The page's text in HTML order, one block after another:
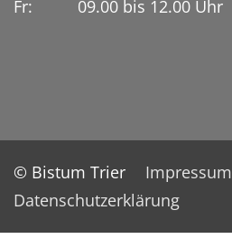
Fr: 09.00 bis 12.00 Uhr
© Bistum Trier
Impressum
Datenschutzerklärung